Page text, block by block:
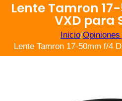
Lente Tamron
VXD para
Inicio/
Lente Tamron 17-50mm f/4